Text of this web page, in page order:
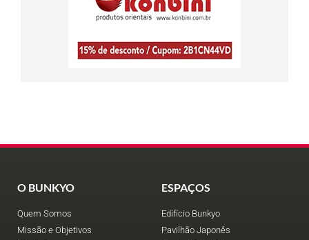
O BUNKYO
Quem Somos
Missão e Objetivos
ESPAÇOS
Edifício Bunkyo
Pavilhão Japonês